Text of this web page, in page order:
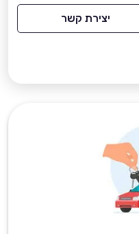
יצירת קשר